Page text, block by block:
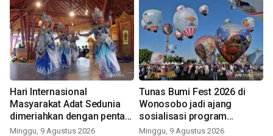
Hari Internasional
Masyarakat Adat Sedunia
dimeriahkan dengan pentas
seni budaya Bali
Minggu, 9 Agustus 2026
Tunas Bumi Fest 2026 di
Wonosobo jadi ajang
sosialisasi program
pemerintah lewat balon
Minggu, 9 Agustus 2026